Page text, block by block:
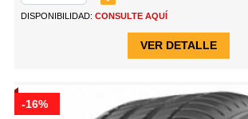
DISPONIBILIDAD: CONSULTE AQUÍ
VER DETALLE
-16%